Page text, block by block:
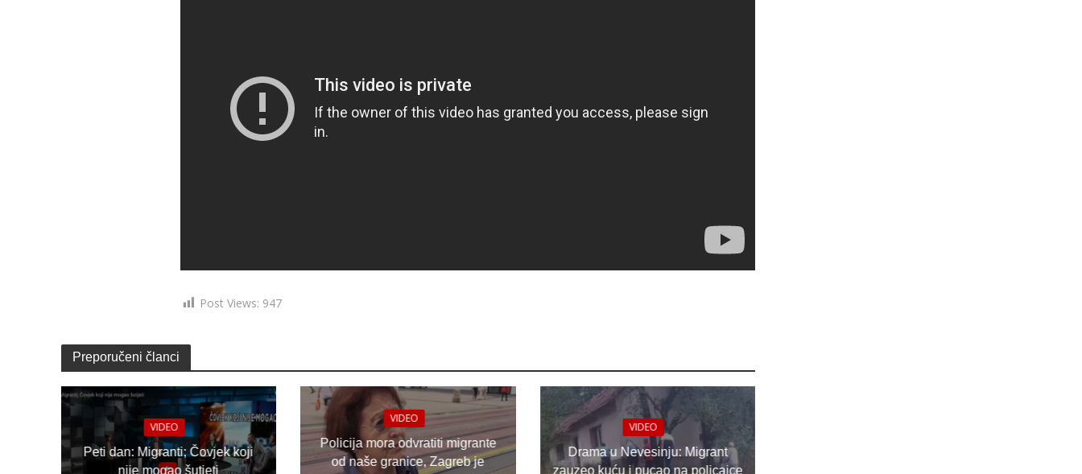
Post Views: 947
Preporučeni članci
VIDEO
Peti dan: Migranti; Čovjek koji
nije mogao šutjeti
VIDEO
Policija mora odvratiti migrante
od naše granice, Zagreb je
VIDEO
Drama u Nevesinju: Migrant
zauzeo kuću i pucao na policajce